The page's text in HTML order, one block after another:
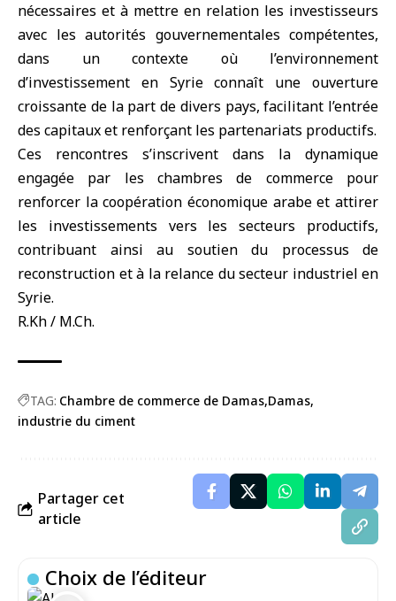
nécessaires et à mettre en relation les investisseurs
avec les autorités gouvernementales compétentes,
dans un contexte où l’environnement
d’investissement en Syrie connaît une ouverture
croissante de la part de divers pays, facilitant l’entrée
des capitaux et renforçant les partenariats productifs.
Ces rencontres s’inscrivent dans la dynamique
engagée par les chambres de commerce pour
renforcer la coopération économique arabe et attirer
les investissements vers les secteurs productifs,
contribuant ainsi au soutien du processus de
reconstruction et à la relance du secteur industriel en
Syrie.
R.Kh / M.Ch.
TAG: Chambre de commerce de Damas Damas
industrie du ciment
Partager cet
article
Choix de l’éditeur